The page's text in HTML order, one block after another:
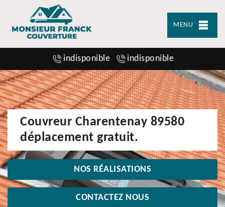
MENU
indisponible indisponible
Couvreur Charentenay 89580
déplacement gratuit.
NOS RÉALISATIONS
CONTACTEZ NOUS